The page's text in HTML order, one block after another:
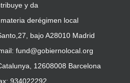
y da
derégimen local
bajo A28010 Madrid
fund@gobiernolocal.org
12608008 Barcelona
934022292